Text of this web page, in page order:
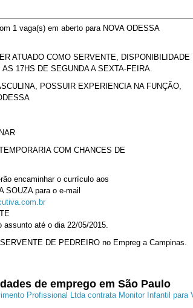
1 vaga(s) em aberto para NOVA ODESSA
ATUADO COMO SERVENTE, DISPONIBILIDADE
AS 17HS DE SEGUNDA A SEXTA-FEIRA.
POSSUIR EXPERIENCIA NA FUNÇÃO,
COM CHANCES DE
encaminhar o currículo aos
SOUZA para o e-mail
assunto até o dia 22/05/2015.
DE PEDREIRO no Empreg a Campinas.
de emprego em São Paulo
Profissional Ltda contrata Monitor Infantil para